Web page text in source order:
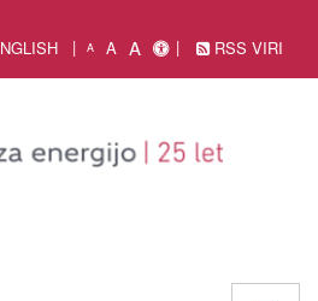
A A A RSS VIRI